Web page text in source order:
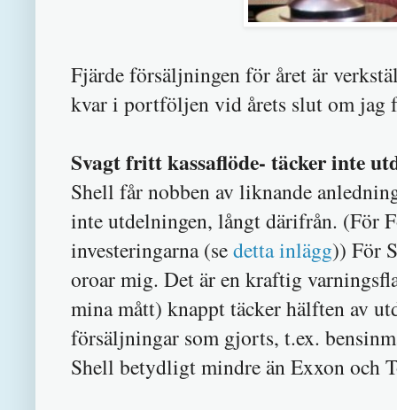
Fjärde försäljningen för året är
kvar i portföljen vid årets slut om jag
Svagt fritt kassaflöde- täcker inte
Shell får nobben av liknande
inte utdelningen, långt därifrån. (För
investeringarna (sedetta inlägg)) För
oroar mig. Det är en kraftig
mina mått) knappt täcker hälften av
försäljningar som gjorts, t.ex.
Shell betydligt mindre än Exxon och